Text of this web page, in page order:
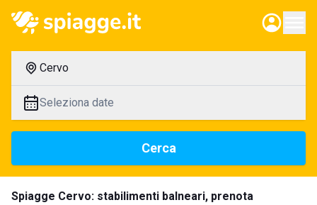
Cervo
Seleziona date
Cerca
Spiagge Cervo: stabilimenti balneari, prenota